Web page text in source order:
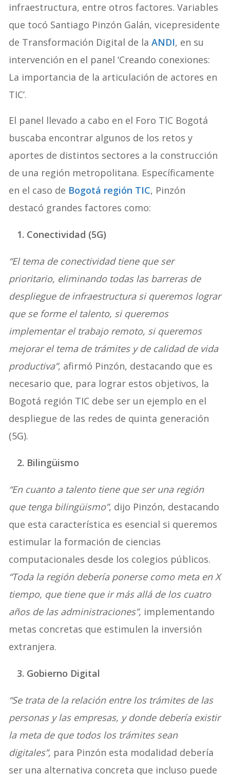
infraestructura, entre otros factores. Variables
que tocó Santiago Pinzón Galán, vicepresidente
de Transformación Digital de laANDI, en su
intervención en el panel ‘Creando conexiones:
La importancia de la articulación de actores en
TIC’.
El panel llevado a cabo en el Foro TIC Bogotá
buscaba encontrar algunos de los retos y
aportes de distintos sectores a la construcción
de una región metropolitana. Específicamente
en el caso de Bogotá región TIC, Pinzón
destacó grandes factores como:
1. Conectividad (5G)
“El tema de conectividad tiene que ser
prioritario, eliminando todas las barreras de
despliegue de infraestructura si queremos lograr
que se forme el talento, si queremos
implementar el trabajo remoto, si queremos
mejorar el tema de trámites y de calidad de vida
productiva”, afirmó Pinzón, destacando que es
necesario que, para lograr estos objetivos, la
Bogotá región TIC debe ser un ejemplo en el
despliegue de las redes de quinta generación
(5G).
2. Bilingüismo
“En cuanto a talento tiene que ser una región
que tenga bilingüismo”, dijo Pinzón, destacando
que esta característica es esencial si queremos
estimular la formación de ciencias
computacionales desde los colegios públicos.
“Toda la región debería ponerse como meta en X
tiempo, que tiene que ir más allá de los cuatro
años de las administraciones”, implementando
metas concretas que estimulen la inversión
extranjera.
3. Gobierno Digital
“Se trata de la relación entre los trámites de las
personas y las empresas, y donde debería existir
la meta de que todos los trámites sean
digitales”, para Pinzón esta modalidad debería
ser una alternativa concreta que incluso puede